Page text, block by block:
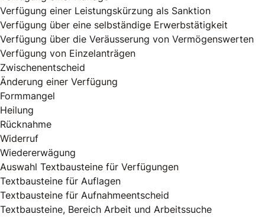
Verfügung einer Leistungskürzung als Sanktion
Verfügung über eine selbständige Erwerbstätigkeit
Verfügung über die Veräusserung von Vermögenswerten
Verfügung von Einzelanträgen
Zwischenentscheid
Änderung einer Verfügung
Formmangel
Heilung
Rücknahme
Widerruf
Wiedererwägung
Auswahl Textbausteine für Verfügungen
Textbausteine für Auflagen
Textbausteine für Aufnahmeentscheid
Textbausteine, Bereich Arbeit und Arbeitssuche